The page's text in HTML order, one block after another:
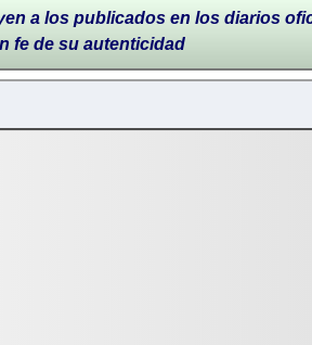
a los publicados en los diarios
fe de su autenticidad